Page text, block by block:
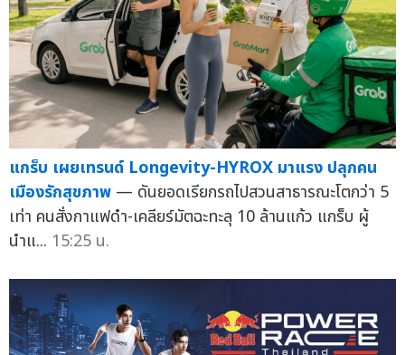
แกร็บ เผยเทรนด์ Longevity-HYROX มาแรง ปลุกคน
เมืองรักสุขภาพ — ดันยอดเรียกรถไปสวนสาธารณะโตกว่า 5
เท่า คนสั่งกาแฟดำ-เคลียร์มัตฉะทะลุ 10 ล้านแก้ว แกร็บ ผู้
นำแ... 15:25 น.